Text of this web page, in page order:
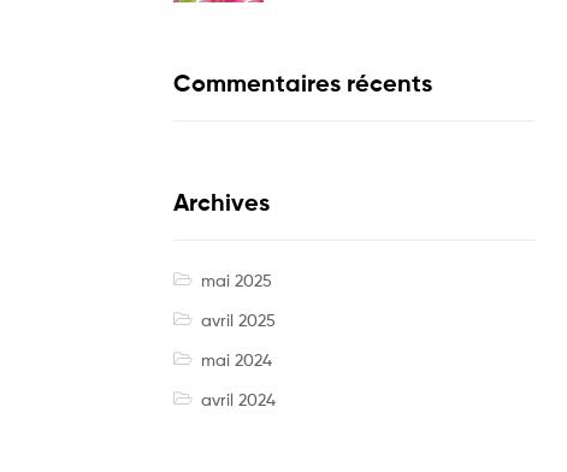
Commentaires récents
Archives
mai 2025
avril 2025
mai 2024
avril 2024